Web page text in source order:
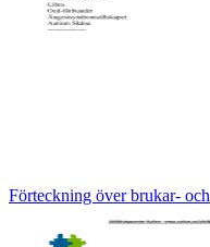
Förteckning över brukar- och